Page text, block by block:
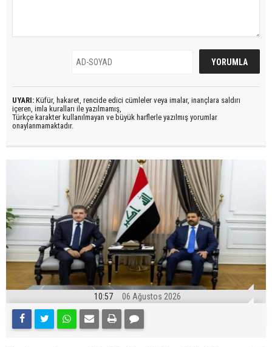
UYARI: Küfür, hakaret, rencide edici cümleler veya imalar, inançlara saldırı
içeren, imla kuralları ile yazılmamış,
Türkçe karakter kullanılmayan ve büyük harflerle yazılmış yorumlar
onaylanmamaktadır.
10:57 06 Ağustos 2026